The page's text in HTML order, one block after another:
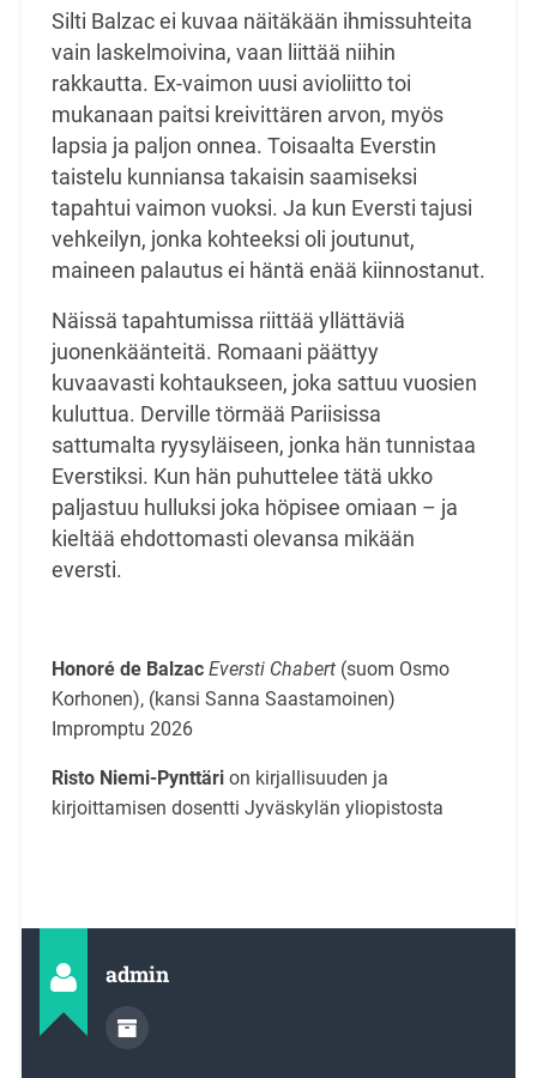
Silti Balzac ei kuvaa näitäkään ihmissuhteita
vain laskelmoivina, vaan liittää niihin
rakkautta. Ex-vaimon uusi avioliitto toi
mukanaan paitsi kreivittären arvon, myös
lapsia ja paljon onnea. Toisaalta Everstin
taistelu kunniansa takaisin saamiseksi
tapahtui vaimon vuoksi. Ja kun Eversti tajusi
vehkeilyn, jonka kohteeksi oli joutunut,
maineen palautus ei häntä enää kiinnostanut.
Näissä tapahtumissa riittää yllättäviä
juonenkäänteitä. Romaani päättyy
kuvaavasti kohtaukseen, joka sattuu vuosien
kuluttua. Derville törmää Pariisissa
sattumalta ryysyläiseen, jonka hän tunnistaa
Everstiksi. Kun hän puhuttelee tätä ukko
paljastuu hulluksi joka höpisee omiaan – ja
kieltää ehdottomasti olevansa mikään
eversti.
Honoré de Balzac Eversti Chabert(suom Osmo
Korhonen), (kansi Sanna Saastamoinen)
Impromptu 2026
Risto Niemi-Pynttärion kirjallisuuden ja
kirjoittamisen dosentti Jyväskylän yliopistosta
admin